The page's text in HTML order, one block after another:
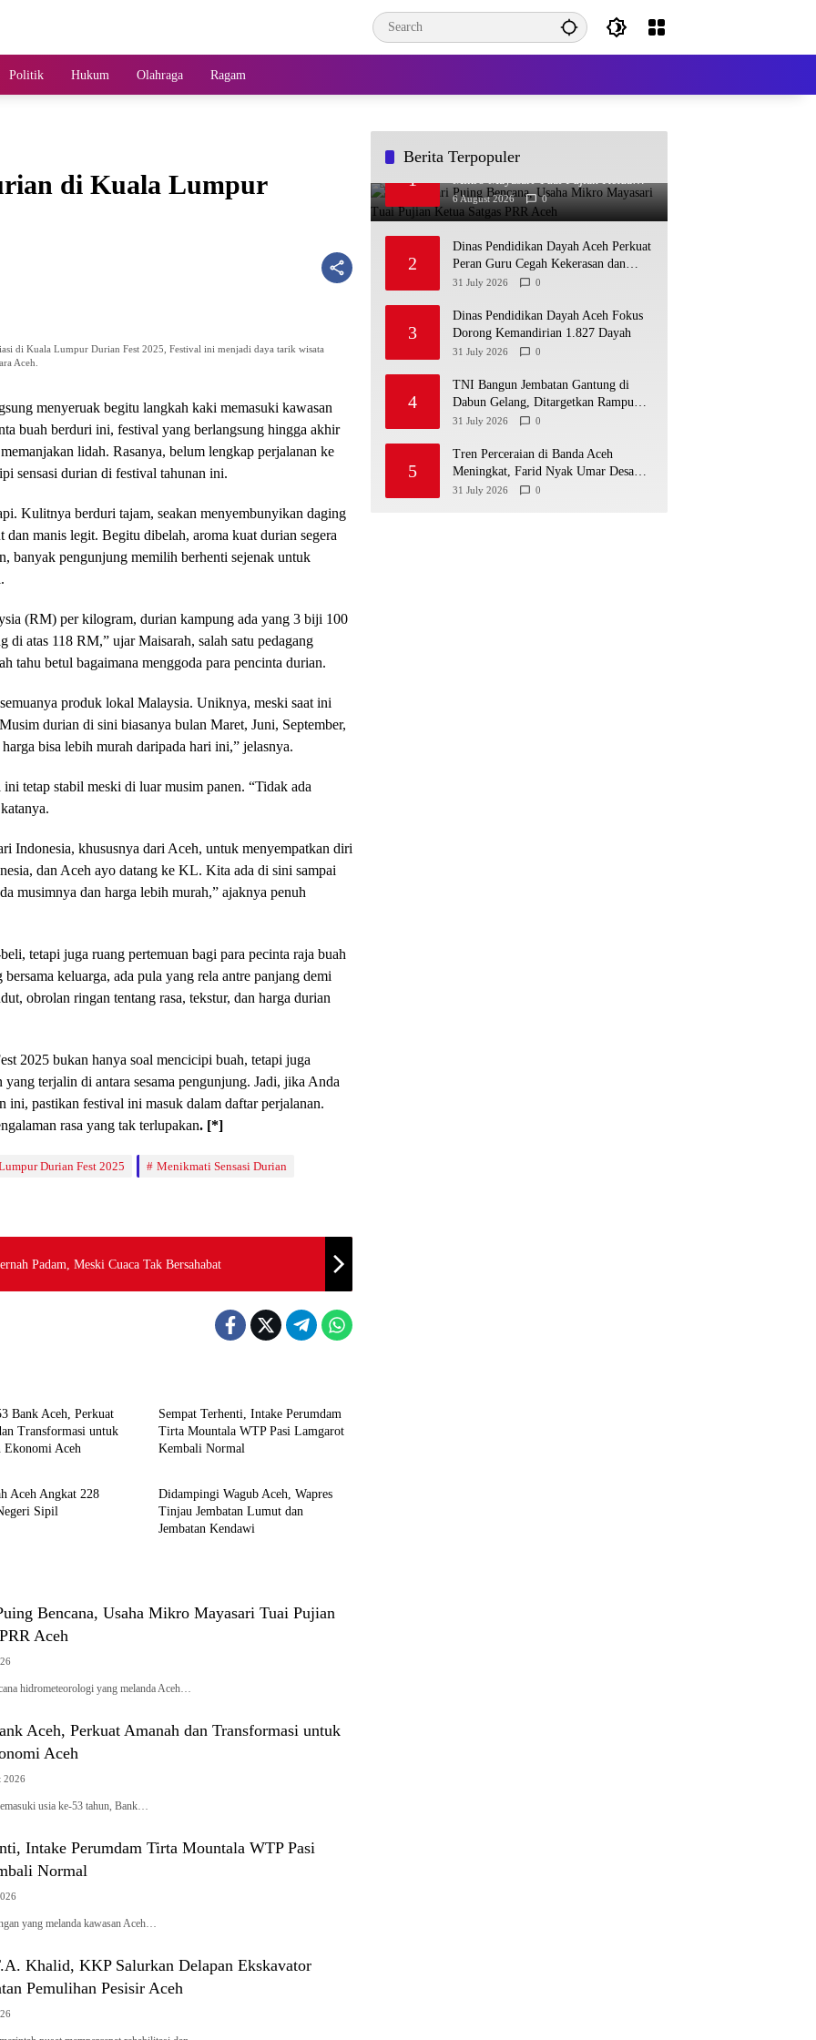
Politik Hukum Olahraga Ragam
di Kuala Lumpur
di Kuala Lumpur Durian Fest 2025, Festival ini menjadi daya tarik wisata
Aceh.
menyeruak begitu langkah kaki memasuki kawasan
buah berduri ini, festival yang berlangsung hingga akhir
lidah. Rasanya, belum lengkap perjalanan ke
sensasi durian di festival tahunan ini.
Kulitnya berduri tajam, seakan menyembunyikan daging
manis legit. Begitu dibelah, aroma kuat durian segera
banyak pengunjung memilih berhenti sejenak untuk
(RM) per kilogram, durian kampung ada yang 3 biji 100
atas 118 RM,” ujar Maisarah, salah satu pedagang
tahu betul bagaimana menggoda para pencinta durian.
produk lokal Malaysia. Uniknya, meski saat ini
durian di sini biasanya bulan Maret, Juni, September,
bisa lebih murah daripada hari ini,” jelasnya.
tetap stabil meski di luar musim panen. “Tidak ada
Indonesia, khususnya dari Aceh, untuk menyempatkan diri
dan Aceh ayo datang ke KL. Kita ada di sini sampai
musimnya dan harga lebih murah,” ajaknya penuh
tetapi juga ruang pertemuan bagi para pecinta raja buah
keluarga, ada pula yang rela antre panjang demi
obrolan ringan tentang rasa, tekstur, dan harga durian
2025 bukan hanya soal mencicipi buah, tetapi juga
yang terjalin di antara sesama pengunjung. Jadi, jika Anda
ini, pastikan festival ini masuk dalam daftar perjalanan.
rasa yang tak terlupakan. [*]
Durian Fest 2025 Menikmati Sensasi Durian
Padam, Meski Cuaca Tak Bersahabat
Bank Aceh, Perkuat
Transformasi untuk
Ekonomi Aceh
Sempat Terhenti, Intake Perumdam
Tirta Mountala WTP Pasi Lamgarot
Kembali Normal
Aceh Angkat 228
Sipil
Didampingi Wagub Aceh, Wapres
Tinjau Jembatan Lumut dan
Jembatan Kendawi
Bencana, Usaha Mikro Mayasari Tuai Pujian
Aceh
hidrometeorologi yang melanda Aceh…
Aceh, Perkuat Amanah dan Transformasi untuk
Aceh
2026
usia ke-53 tahun, Bank…
Intake Perumdam Tirta Mountala WTP Pasi
Normal
yang melanda kawasan Aceh…
Khalid, KKP Salurkan Delapan Ekskavator
Pemulihan Pesisir Aceh
Berita Terpopuler
1
Bangkit dari Puing Bencana, Usaha
Mikro Mayasari Tuai Pujian Ketua
Satgas PRR Aceh
6 August 2026 0
2
Dinas Pendidikan Dayah Aceh Perkuat
Peran Guru Cegah Kekerasan dan
Perundungan di Lingkungan Santri
31 July 2026 0
3
Dinas Pendidikan Dayah Aceh Fokus
Dorong Kemandirian 1.827 Dayah
31 July 2026 0
4
TNI Bangun Jembatan Gantung di
Dabun Gelang, Ditargetkan Rampung
Sebelum HUT ke-81 RI
31 July 2026 0
5
Tren Perceraian di Banda Aceh
Meningkat, Farid Nyak Umar Desak
Implementasi Qanun Ketahanan
31 July 2026 0